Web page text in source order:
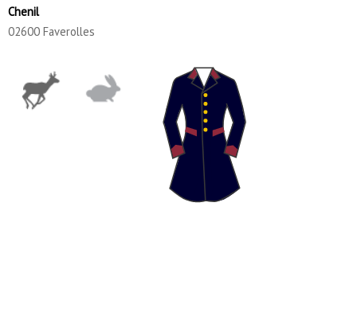
Chenil
02600 Faverolles